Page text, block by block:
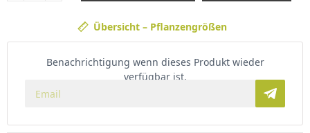
Übersicht – Pflanzengrößen
Benachrichtigung wenn dieses Produkt wieder
verfügbar ist.